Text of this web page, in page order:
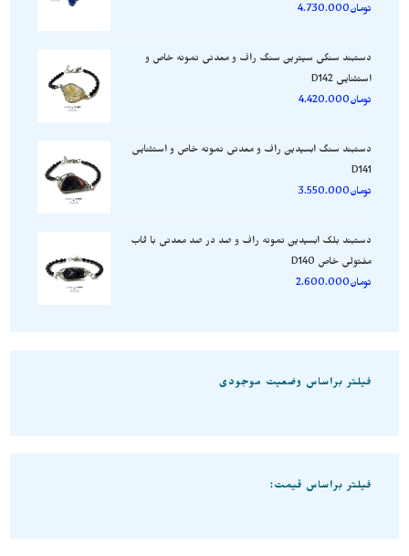
تومان4.730.000
دستبند سنگی سیترین سنگ راف و معدنی نمونه خاص و
استثنایی D142
تومان4.420.000
دستبند سنگ ابسیدین راف و معدنی نمونه خاص و استثنایی
D141
تومان3.550.000
دستبند بلک ابسیدین نمونه راف و صد در صد معدنی با قاب
مفتولی خاص D140
تومان2.600.000
فیلتر براساس وضعیت موجودی
فیلتر براساس قیمت: